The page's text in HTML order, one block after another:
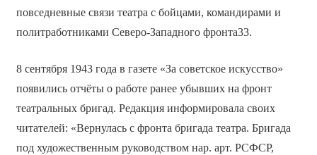
повседневные связи театра с бойцами, командирами и
политработниками Северо-Западного фронта33.
8 сентября 1943 года в газете «За советское искусство»
появились отчёты о работе ранее убывших на фронт
театральных бригад. Редакция информировала своих
читателей: «Вернулась с фронта бригада театра. Бригада
под художественным руководством нар. арт. РСФСР,